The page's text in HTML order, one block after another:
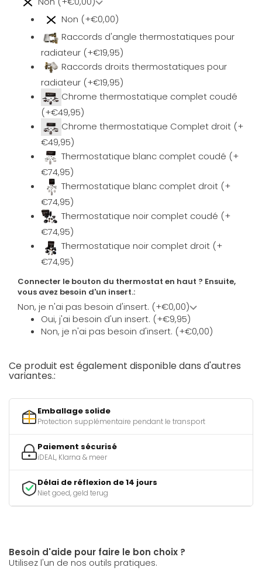
Non (+€0,00)
Raccords d'angle thermostatiques pour
radiateur (+€19,95)
Raccords droits thermostatiques pour
radiateur (+€19,95)
Chrome thermostatique complet coudé
(+€49,95)
Chrome thermostatique Complet droit (+
€49,95)
Thermostatique blanc complet coudé (+
€74,95)
Thermostatique blanc complet droit (+
€74,95)
Thermostatique noir complet coudé (+
€74,95)
Thermostatique noir complet droit (+
€74,95)
Connecter le bouton du thermostat en haut ? Ensuite,
vous avez besoin d'un insert.:
Non, je n'ai pas besoin d'insert. (+€0,00)
Oui, j'ai besoin d'un insert. (+€9,95)
Non, je n'ai pas besoin d'insert. (+€0,00)
Ce produit est également disponible dans d'autres
variantes.:
Emballage solide
Protection supplémentaire pendant le transport
Paiement sécurisé
iDEAL, Klarna & meer
Délai de réflexion de 14 jours
Niet goed, geld terug
Besoin d'aide pour faire le bon choix ?
Utilisez l'un de nos outils pratiques.